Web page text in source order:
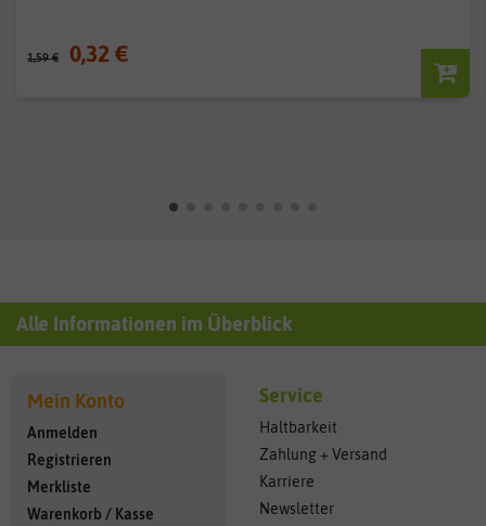
1,59 € 0,32 €
Alle Informationen im Überblick
Mein Konto
Anmelden
Registrieren
Merkliste
Warenkorb / Kasse
Service
Haltbarkeit
Zahlung + Versand
Karriere
Newsletter